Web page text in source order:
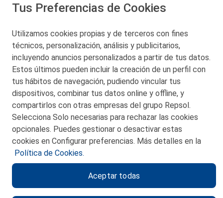
San Martín 5-Edificio Muñatones,
© 2026 Petronor S.A.
CONTACTO
MAPA WEB
POLITICA DE PRIVACIDAD
POLITICA DE COOKIES
Tus Preferencias de Cookies
Utilizamos cookies propias y de terceros con fines
técnicos, personalización, análisis y publicitarios,
incluyendo anuncios personalizados a partir de tus datos.
Estos últimos pueden incluir la creación de un perfil con
tus hábitos de navegación, pudiendo vincular tus
dispositivos, combinar tus datos online y offline, y
compartirlos con otras empresas del grupo Repsol.
Selecciona Solo necesarias para rechazar las cookies
opcionales. Puedes gestionar o desactivar estas
cookies en Configurar preferencias. Más detalles en la
Política de Cookies.
Aceptar todas